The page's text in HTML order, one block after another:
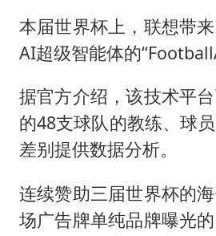
本届世界杯上，联想带
AI超级智能体的
据官方介绍，该技术平
的48支球队的教练、球
差别提供数据分析。
连续赞助三届世界杯的
场广告牌单纯品牌曝光